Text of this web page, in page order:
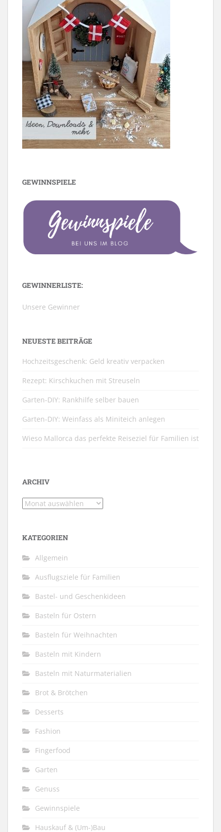
GEWINNSPIELE
GEWINNERLISTE:
Unsere Gewinner
NEUESTE BEITRÄGE
Hochzeitsgeschenk: Geld kreativ verpacken
Rezept: Kirschkuchen mit Streuseln
Garten-DIY: Rankhilfe selber bauen
Garten-DIY: Weinfass als Miniteich anlegen
Wieso Mallorca das perfekte Reiseziel für Familien ist
ARCHIV
Archiv
KATEGORIEN
Allgemein
Ausflugsziele für Familien
Bastel- und Geschenkideen
Basteln für Ostern
Basteln für Weihnachten
Basteln mit Kindern
Basteln mit Naturmaterialien
Brot & Brötchen
Desserts
Fashion
Fingerfood
Garten
Genuss
Gewinnspiele
Hauskauf & (Um-)Bau